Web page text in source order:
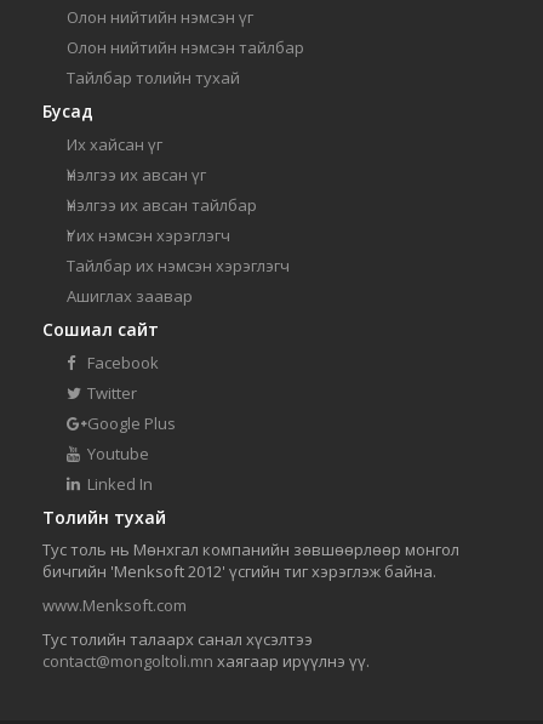
Олон нийтийн нэмсэн үг
Олон нийтийн нэмсэн тайлбар
Тайлбар толийн тухай
Бусад
Их хайсан үг
Үнэлгээ их авсан үг
Үнэлгээ их авсан тайлбар
Үг их нэмсэн хэрэглэгч
Тайлбар их нэмсэн хэрэглэгч
Ашиглах заавар
Сошиал сайт
Facebook
Twitter
Google Plus
Youtube
Linked In
Толийн тухай
Тус толь нь Мөнхгал компанийн зөвшөөрлөөр монгол
бичгийн 'Menksoft 2012' үсгийн тиг хэрэглэж байна.
www.Menksoft.com
Тус толийн талаарх санал хүсэлтээ
contact@mongoltoli.mn хаягаар ирүүлнэ үү.